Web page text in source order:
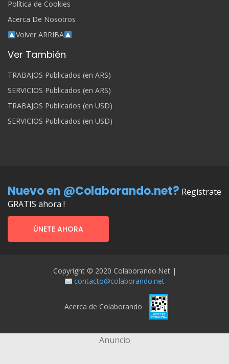
Política de Cookies
Acerca De Nosotros
Volver ARRIBA
Ver También
TRABAJOS Publicados (en ARS)
SERVICIOS Publicados (en ARS)
TRABAJOS Publicados (en USD)
SERVICIOS Publicados (en USD)
Nuevo en @Colaborando.net? Regístrate
GRATIS ahora !
ÚNETE AHORA
Copyright © 2020 Colaborando.net |
contacto@colaborando.net
Acerca de Colaborando
Anuncio